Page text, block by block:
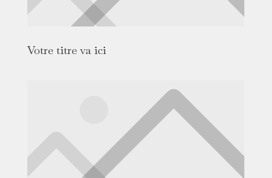
Votre titre va ici